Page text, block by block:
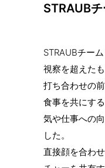
STRAUB
STRAUBチー
視察を超えたも
打ち合わせの
食事を共にす
気や仕事への
した。
直接顔を合わ